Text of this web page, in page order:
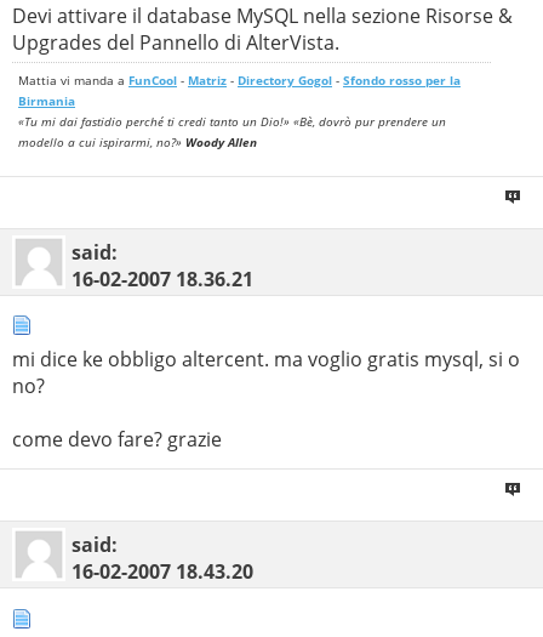
Devi attivare il database MySQL nella sezione Risorse &
Upgrades del Pannello di AlterVista.
Mattia vi manda a FunCool - Matriz - Directory Gogol - Sfondo rosso per la
Birmania
«Tu mi dai fastidio perché ti credi tanto un Dio!» «Bè, dovrò pur prendere un
modello a cui ispirarmi, no?» Woody Allen
said:
16-02-2007 18.36.21
mi dice ke obbligo altercent. ma voglio gratis mysql, si o
no?
come devo fare? grazie
said:
16-02-2007 18.43.20